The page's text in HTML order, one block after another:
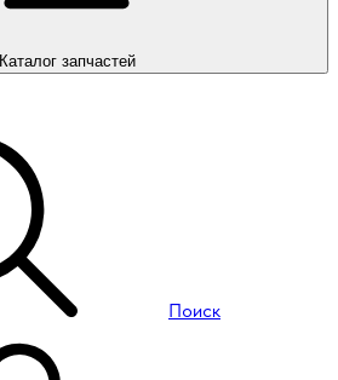
Каталогзапчастей
Поиск